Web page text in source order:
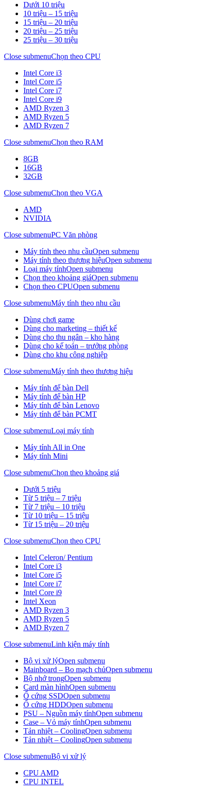
Dưới 10 triệu
10 triệu – 15 triệu
15 triệu – 20 triệu
20 triệu – 25 triệu
25 triệu – 30 triệu
Close submenuChọn theo CPU
Intel Core i3
Intel Core i5
Intel Core i7
Intel Core i9
AMD Ryzen 3
AMD Ryzen 5
AMD Ryzen 7
Close submenuChọn theo RAM
8GB
16GB
32GB
Close submenuChọn theo VGA
AMD
NVIDIA
Close submenuPC Văn phòng
Máy tính theo nhu cầuOpen submenu
Máy tính theo thương hiệuOpen submenu
Loại máy tínhOpen submenu
Chọn theo khoảng giáOpen submenu
Chọn theo CPUOpen submenu
Close submenuMáy tính theo nhu cầu
Dùng chơi game
Dùng cho marketing – thiết kế
Dùng cho thu ngân – kho hàng
Dùng cho kế toán – trưởng phòng
Dùng cho khu công nghiệp
Close submenuMáy tính theo thương hiệu
Máy tính để bàn Dell
Máy tính để bàn HP
Máy tính để bàn Lenovo
Máy tính để bàn PCMT
Close submenuLoại máy tính
Máy tính All in One
Máy tính Mini
Close submenuChọn theo khoảng giá
Dưới 5 triệu
Từ 5 triệu – 7 triệu
Từ 7 triệu – 10 triệu
Từ 10 triệu – 15 triệu
Từ 15 triệu – 20 triệu
Close submenuChọn theo CPU
Intel Celeron/ Pentium
Intel Core i3
Intel Core i5
Intel Core i7
Intel Core i9
Intel Xeon
AMD Ryzen 3
AMD Ryzen 5
AMD Ryzen 7
Close submenuLinh kiện máy tính
Bộ vi xử lýOpen submenu
Mainboard – Bo mạch chủOpen submenu
Bộ nhớ trongOpen submenu
Card màn hìnhOpen submenu
Ổ cứng SSDOpen submenu
Ổ cứng HDDOpen submenu
PSU – Nguồn máy tínhOpen submenu
Case – Vỏ máy tínhOpen submenu
Tản nhiệt – CoolingOpen submenu
Tản nhiệt – CoolingOpen submenu
Close submenuBộ vi xử lý
CPU AMD
CPU INTEL